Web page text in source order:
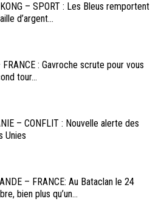
KONG – SPORT : Les Bleus remportent
d’argent...
FRANCE : Gavroche scrute pour vous
tour...
– CONFLIT : Nouvelle alerte des
Unies
– FRANCE: Au Bataclan le 24
bien plus qu’un...